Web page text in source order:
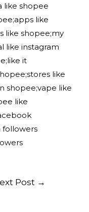
like shopee
like
like shopee;my
like instagram
it
like
shopee;vape like
like
followers
Post →